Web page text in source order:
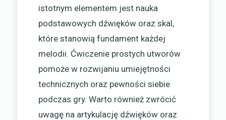
istotnym elementem jest nauka
podstawowych dźwięków oraz skal,
które stanowią fundament każdej
melodii. Ćwiczenie prostych utworów
pomoże w rozwijaniu umiejętności
technicznych oraz pewności siebie
podczas gry. Warto również zwrócić
uwagę na artykulację dźwięków oraz